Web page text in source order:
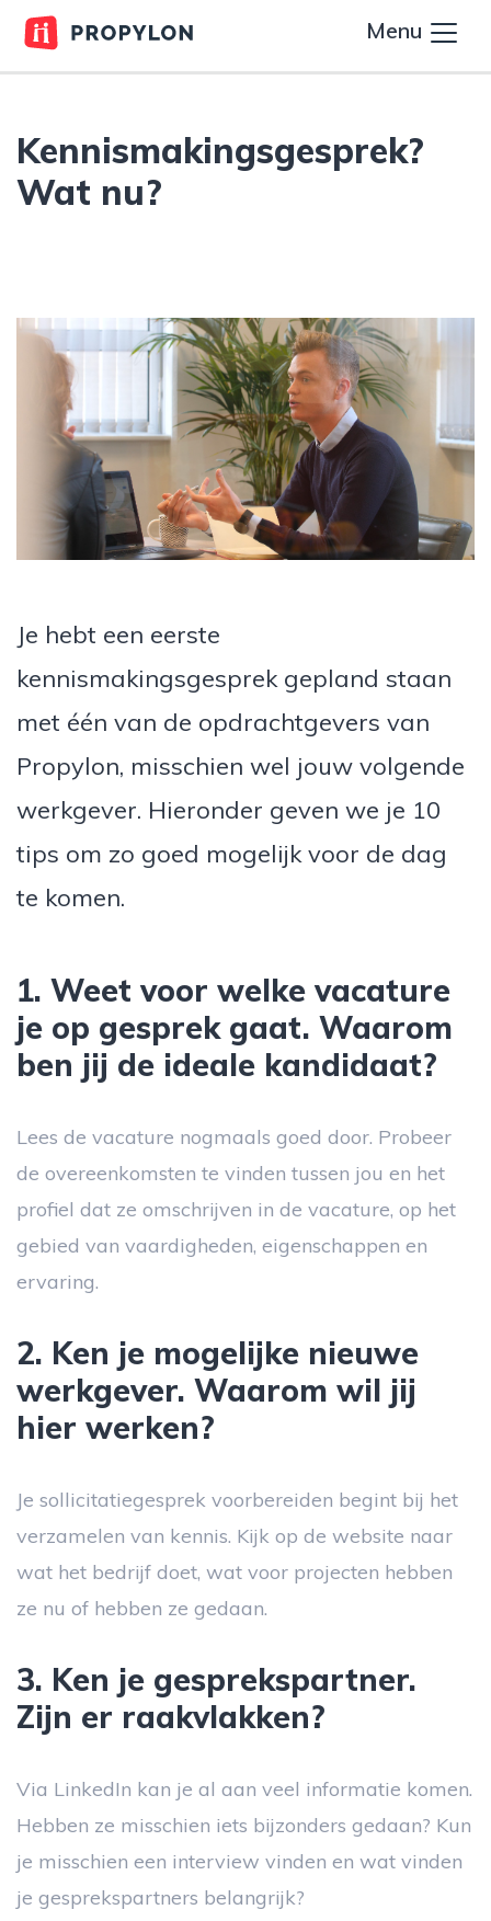
Menu
Kennismakingsgesprek?
Wat nu?
Je hebt een eerste
kennismakingsgesprek gepland staan
met één van de opdrachtgevers van
Propylon, misschien wel jouw volgende
werkgever. Hieronder geven we je 10
tips om zo goed mogelijk voor de dag
te komen.
1. Weet voor welke vacature
je op gesprek gaat. Waarom
ben jij de ideale kandidaat?
Lees de vacature nogmaals goed door. Probeer
de overeenkomsten te vinden tussen jou en het
profiel dat ze omschrijven in de vacature, op het
gebied van vaardigheden, eigenschappen en
ervaring.
2. Ken je mogelijke nieuwe
werkgever. Waarom wil jij
hier werken?
Je sollicitatiegesprek voorbereiden begint bij het
verzamelen van kennis. Kijk op de website naar
wat het bedrijf doet, wat voor projecten hebben
ze nu of hebben ze gedaan.
3. Ken je gesprekspartner.
Zijn er raakvlakken?
Via LinkedIn kan je al aan veel informatie komen.
Hebben ze misschien iets bijzonders gedaan? Kun
je misschien een interview vinden en wat vinden
je gesprekspartners belangrijk?